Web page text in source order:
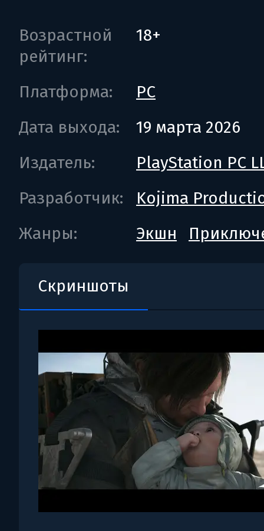
Возрастной
рейтинг:
18+
Платформа:
PC
Дата выхода:
19 марта 2026
Издатель:
PlayStation PC
Разработчик:
Kojima
Жанры:
Экшн
Скриншоты